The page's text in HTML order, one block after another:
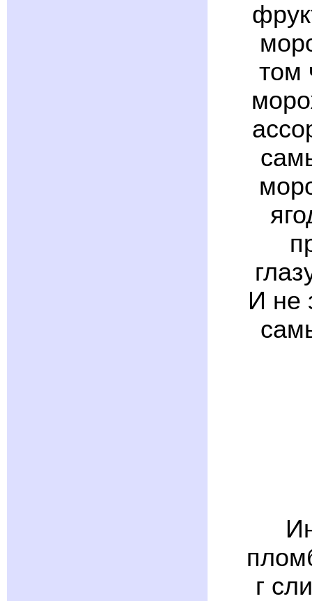
том
И не
г